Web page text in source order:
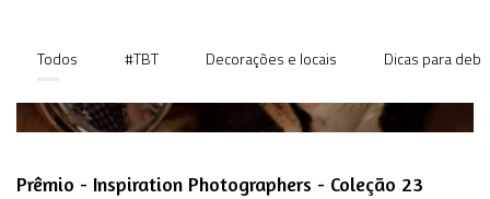
Todos #TBT Decorações e locais Dicas para
Prêmio - Inspiration Photographers - Coleção 23